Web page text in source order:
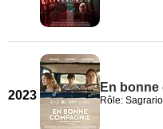
2023
En
Rôle: Sagrario